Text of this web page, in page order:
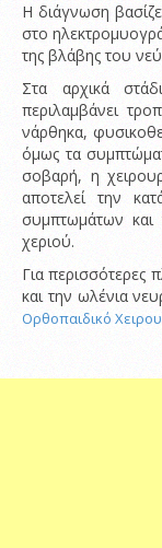
Η διάγνωση
στο
της βλάβης του
Στα αρχικά
περιλαμβάνει
νάρθηκα,
όμως τα
σοβαρή, η
αποτελεί την
συμπτωμάτων και
χεριού.
Για περισσότερες
και την ωλένια
Ορθοπαιδικό